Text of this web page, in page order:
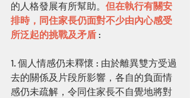
的人格發展有所幫助。 但在執行有關安
排時，同住家長仍面對不少由內心感受
所泛起的挑戰及矛盾 :
1. 個人情感仍未釋懷 : 由於離異雙方受過
去的關係及片段所影響，各自的負面情
感仍未疏解，令同住家長不自覺地將對